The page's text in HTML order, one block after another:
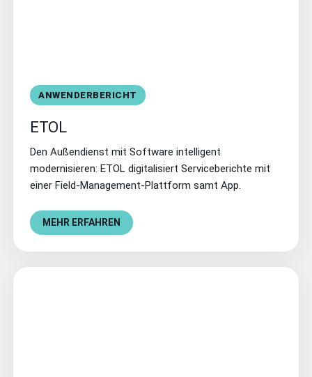
ANWENDERBERICHT
ETOL
Den Außendienst mit Software intelligent
modernisieren: ETOL digitalisiert Serviceberichte mit
einer Field-Management-Plattform samt App.
MEHR ERFAHREN